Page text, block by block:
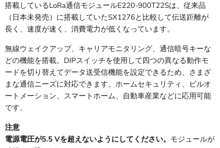
搭載しているLoRa通信モジュールE220-900T22Sは、従来品
（日本未発売）に搭載していたSX1276と比較して伝送距離が
長く、速度が速く、消費電力が低くなっています。
無線ウェイクアップ、キャリアモニタリング、通信暗号キーな
どの機能を搭載。DIPスイッチを使用して四つの異なる動作モ
ードを切り替えてデータ送受信機能を設定できるため、さまざ
まな通信ニーズに対応できます。ホームセキュリティ、ビルオ
ートメーション、スマートホーム、自動車産業などに応用可能
です。
注意
電源電圧が5.5 Vを超えないようにしてください。 モジュールが